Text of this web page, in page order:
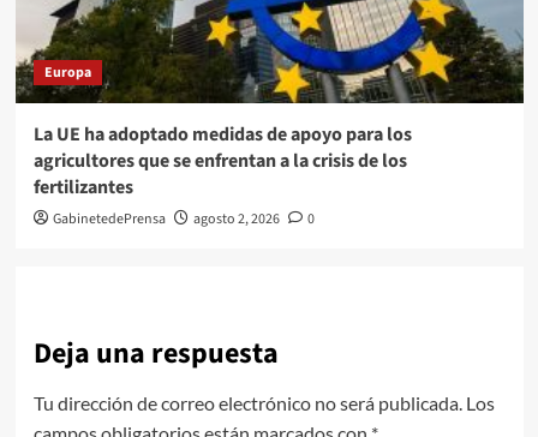
Europa
La UE ha adoptado medidas de apoyo para los
agricultores que se enfrentan a la crisis de los
fertilizantes
GabinetedePrensa agosto 2, 2026 0
Deja una respuesta
Tu dirección de correo electrónico no será publicada. Los